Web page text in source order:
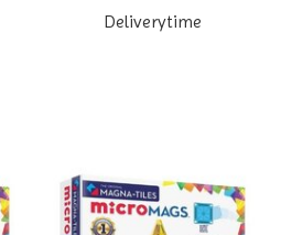
Deliverytime